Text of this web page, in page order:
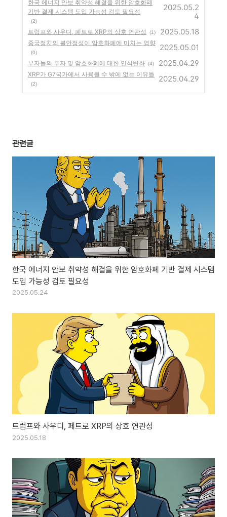
한국 에너지 안보 취약성 해결을 위한 암호화폐
기반 결제 시스템 도입 가능성 검토 필요성
(2)
2025.05.2
4
트럼프와 사우디, 페트로 XRP의 상호 연관성 (1) 2025.05.18
중국정치의 불안정성이 암호화폐에 미치는 영향
(0)
2025.05.01
부자들의 투자 및 암호화폐에 대한 인식변화 (4) 2025.04.29
XRP가 G7국가에서 사용될 수 밖에 없는 이유들
(2)
2025.04.29
관련글
한국 에너지 안보 취약성 해결을 위한 암호화폐 기반 결제 시스템
도입 가능성 검토 필요성
2025.05.24
트럼프와 사우디, 페트로 XRP의 상호 연관성
2025.05.18